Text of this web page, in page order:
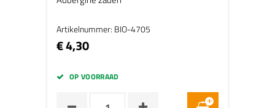
Artikelnummer: BIO-4705
€ 4,30
OP VOORRAAD